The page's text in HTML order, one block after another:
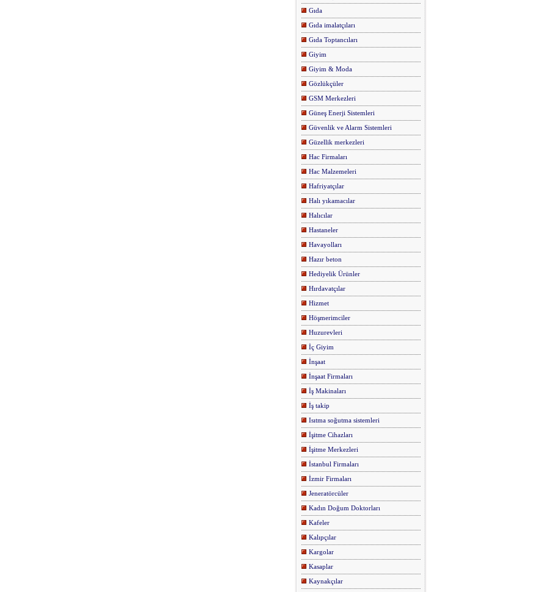
Gıda
Gıda imalatçıları
Gıda Toptancıları
Giyim
Giyim & Moda
Gözlükçüler
GSM Merkezleri
Güneş Enerji Sistemleri
Güvenlik ve Alarm Sistemleri
Güzellik merkezleri
Hac Firmaları
Hac Malzemeleri
Hafriyatçılar
Halı yıkamacılar
Halıcılar
Hastaneler
Havayolları
Hazır beton
Hediyelik Ürünler
Hırdavatçılar
Hizmet
Höşmerimciler
Huzurevleri
İç Giyim
İnşaat
İnşaat Firmaları
İş Makinaları
İş takip
Isıtma soğutma sistemleri
İşitme Cihazları
İşitme Merkezleri
İstanbul Firmaları
İzmir Firmaları
Jeneratörcüler
Kadın Doğum Doktorları
Kafeler
Kalıpçılar
Kargolar
Kasaplar
Kaynakçılar